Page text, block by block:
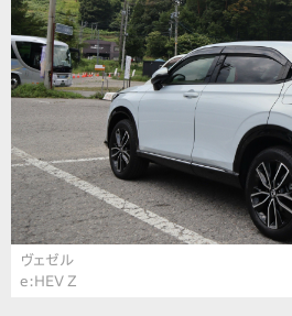
ヴェゼル
e:HEV Z